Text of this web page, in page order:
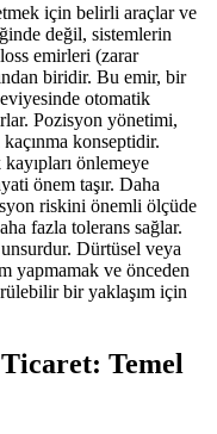
için belirli araçlar ve
değil, sistemlerin
loss emirleri (zarar
biridir. Bu emir, bir
otomatik
Pozisyon yönetimi,
konseptidir.
önlemeye
önem taşır. Daha
riskini önemli ölçüde
fazla tolerans sağlar.
Dürtüsel veya
yapmamak ve önceden
bir yaklaşım için
Temel